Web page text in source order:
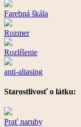
Farebná škála
Rozmer
Rozlíšenie
anti-aliasing
Starostlivosť o látku:
Prať naruby